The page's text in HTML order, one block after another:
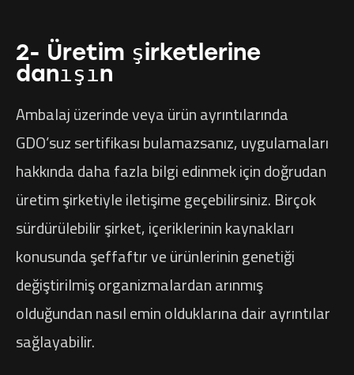
2- Üretim şirketlerine
danışın
Ambalaj üzerinde veya ürün ayrıntılarında
GDO’suz sertifikası bulamazsanız, uygulamaları
hakkında daha fazla bilgi edinmek için doğrudan
üretim şirketiyle iletişime geçebilirsiniz. Birçok
sürdürülebilir şirket, içeriklerinin kaynakları
konusunda şeffaftır ve ürünlerinin genetiği
değiştirilmiş organizmalardan arınmış
olduğundan nasıl emin olduklarına dair ayrıntılar
sağlayabilir.